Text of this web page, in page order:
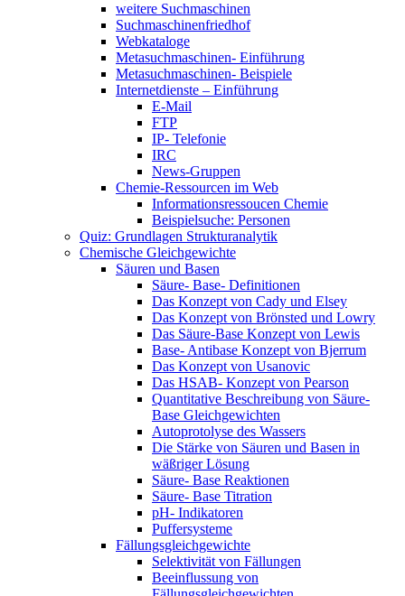
weitere Suchmaschinen
Suchmaschinenfriedhof
Webkataloge
Metasuchmaschinen- Einführung
Metasuchmaschinen- Beispiele
Internetdienste – Einführung
E-Mail
FTP
IP- Telefonie
IRC
News-Gruppen
Chemie-Ressourcen im Web
Informationsressoucen Chemie
Beispielsuche: Personen
Quiz: Grundlagen Strukturanalytik
Chemische Gleichgewichte
Säuren und Basen
Säure- Base- Definitionen
Das Konzept von Cady und Elsey
Das Konzept von Brönsted und Lowry
Das Säure-Base Konzept von Lewis
Base- Antibase Konzept von Bjerrum
Das Konzept von Usanovic
Das HSAB- Konzept von Pearson
Quantitative Beschreibung von Säure-
Base Gleichgewichten
Autoprotolyse des Wassers
Die Stärke von Säuren und Basen in
wäßriger Lösung
Säure- Base Reaktionen
Säure- Base Titration
pH- Indikatoren
Puffersysteme
Fällungsgleichgewichte
Selektivität von Fällungen
Beeinflussung von